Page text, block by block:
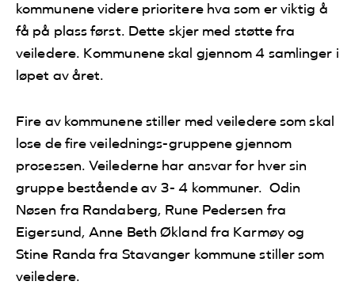
kommunene videre prioritere hva som er viktig å
få på plass først. Dette skjer med støtte fra
veiledere. Kommunene skal gjennom 4 samlinger i
løpet av året.
Fire av kommunene stiller med veiledere som skal
lose de fire veilednings-gruppene gjennom
prosessen. Veilederne har ansvar for hver sin
gruppe bestående av 3- 4 kommuner. Odin
Nøsen fra Randaberg, Rune Pedersen fra
Eigersund, Anne Beth Økland fra Karmøy og
Stine Randa fra Stavanger kommune stiller som
veiledere.